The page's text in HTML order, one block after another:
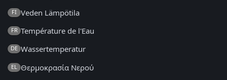
FI Veden Lämpötila
FR Température de l'Eau
DE Wassertemperatur
EL Θερμοκρασία Νερού